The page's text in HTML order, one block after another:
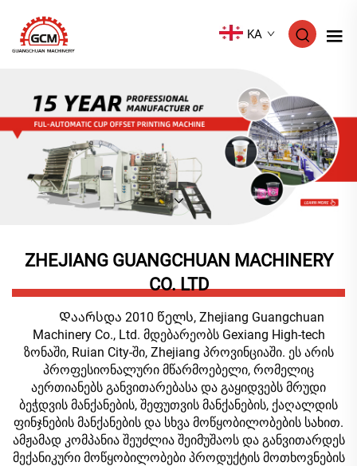
KA
ZHEJIANG GUANGCHUAN MACHINERY
CO. LTD
Დაარსდა 2010 წელს, Zhejiang Guangchuan
Machinery Co., Ltd. მდებარეობს Gexiang High-tech
ზონაში, Ruian City-ში, Zhejiang პროვინციაში. ეს არის
პროფესიონალური მწარმოებელი, რომელიც
აერთიანებს განვითარებასა და გაყიდვებს მრუდი
ბეჭდვის მანქანების, შეფუთვის მანქანების, ქაღალდის
ფინჯნების მანქანების და სხვა მოწყობილობების სახით.
ამჟამად კომპანია შეუძლია შეიმუშაოს და განვითარდეს
მექანიკური მოწყობილობები პროდუქტის მოთხოვნების